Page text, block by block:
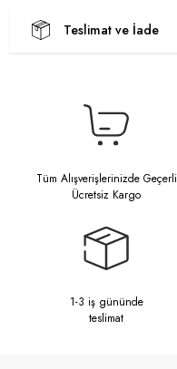
Teslimat ve İade
Tüm Alışverişlerinizde Geçerli
Ücretsiz Kargo
1-3 iş gününde
teslimat